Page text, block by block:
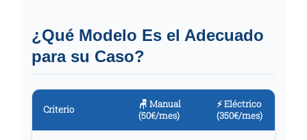
¿Qué Modelo Es el Adecuado
para su Caso?
Criterio
🪑 Manual
(50€/mes)
⚡ Eléctrico
(350€/mes)